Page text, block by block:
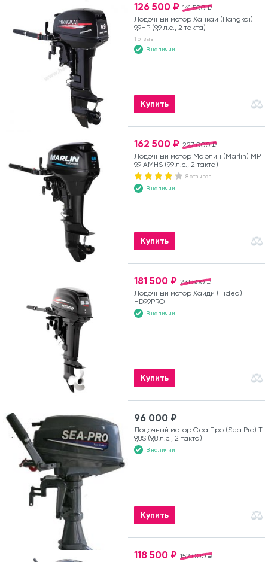
161 500 ₽
126 500 ₽
Лодочный мотор Ханкай (Hangkai)
9,9HP (9,9 л.с., 2 такта)
1 отзыв
В наличии
Купить
227 000 ₽
162 500 ₽
Лодочный мотор Марлин (Marlin) MP
9.9 AMHS (9,9 л.с., 2 такта)
8 отзывов
В наличии
Купить
231 500 ₽
181 500 ₽
Лодочный мотор Хайди (Hidea)
HD9,9PRO
В наличии
Купить
96 000 ₽
Лодочный мотор Сеа Про (Sea Pro) Т
9,8S (9,8 л.с., 2 такта)
В наличии
Купить
152 000 ₽
118 500 ₽